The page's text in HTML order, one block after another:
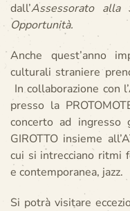
dall’Assessorato alla
Opportunità.
Anche quest’anno
culturali straniere
In collaborazione con
presso la
concerto ad ingresso
GIROTTO insieme
cui si intrecciano ritmi
e contemporanea, jazz.
Si potrà visitare